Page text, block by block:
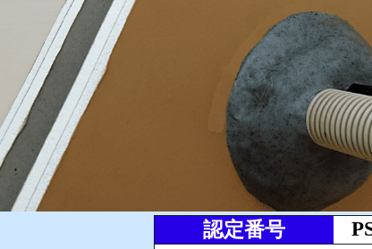
紫外線硬化樹脂
認定番号